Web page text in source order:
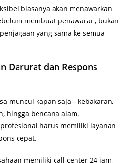
biasanya akan menawarkan
membuat penawaran, bukan
yang sama ke semua
Darurat dan Respons
muncul kapan saja—kebakaran,
hingga bencana alam.
harus memiliki layanan
cepat.
memiliki call center 24 jam,